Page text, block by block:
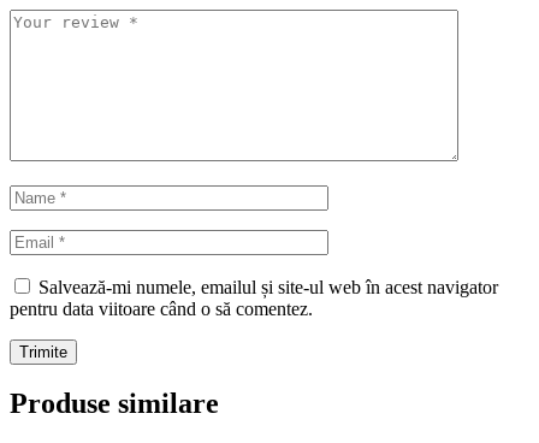
Salvează-mi numele, emailul și site-ul web în acest navigator
pentru data viitoare când o să comentez.
Produse similare